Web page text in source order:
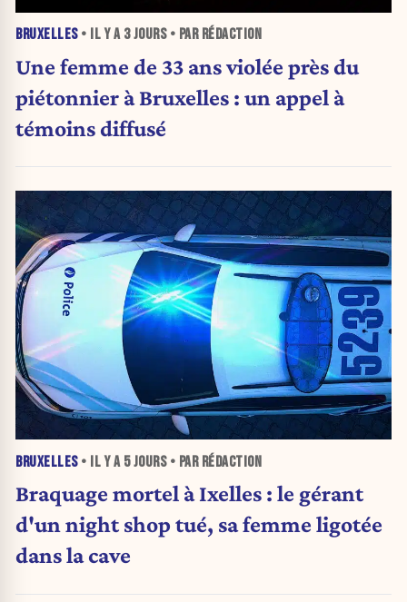
BRUXELLES• IL Y A 3 JOURS• PAR RÉDACTION
Une femme de 33 ans violée près du
piétonnier à Bruxelles : un appel à
témoins diffusé
BRUXELLES• IL Y A 5 JOURS• PAR RÉDACTION
Braquage mortel à Ixelles : le gérant
d'un night shop tué, sa femme ligotée
dans la cave